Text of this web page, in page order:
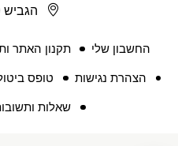
החשבון שלי תקנון האתר
הצהרת נגישות
טופס
שאלות
הגביש 9, נוף הגליל